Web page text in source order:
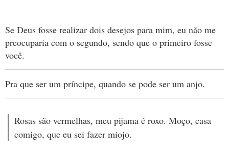
Se Deus fosse realizar dois desejos para mim, eu não me
preocuparia com o segundo, sendo que o primeiro fosse
você.
Pra que ser um príncipe, quando se pode ser um anjo.
Rosas são vermelhas, meu pijama é roxo. Moço, casa
comigo, que eu sei fazer miojo.